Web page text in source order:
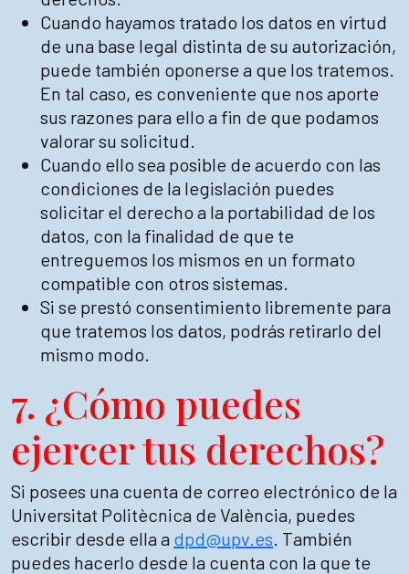
Cuando hayamos tratado los datos en virtud
de una base legal distinta de su autorización,
puede también oponerse a que los tratemos.
En tal caso, es conveniente que nos aporte
sus razones para ello a fin de que podamos
valorar su solicitud.
Cuando ello sea posible de acuerdo con las
condiciones de la legislación puedes
solicitar el derecho a la portabilidad de los
datos, con la finalidad de que te
entreguemos los mismos en un formato
compatible con otros sistemas.
Si se prestó consentimiento libremente para
que tratemos los datos, podrás retirarlo del
mismo modo.
7. ¿Cómo puedes
ejercer tus derechos?
Si posees una cuenta de correo electrónico de la
Universitat Politècnica de València, puedes
escribir desde ella a dpd@upv.es. También
puedes hacerlo desde la cuenta con la que te